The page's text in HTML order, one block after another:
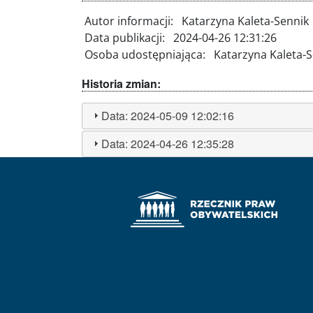
Autor informacji:
Katarzyna Kaleta-Sennik
Data publikacji: 2024-04-26 12:31:26
Osoba udostępniająca:
Katarzyna Kaleta-
Historia zmian:
Data:2024-05-09 12:02:16
Data:2024-04-26 12:35:28